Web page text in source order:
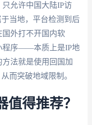
允许中国大陆IP访
当地，平台检测到后
外打不开国内软
程序——本质上是IP地
法就是使用回国加
而突破地域限制。
值得推荐？